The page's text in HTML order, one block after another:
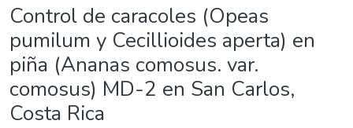
Control de caracoles (Opeas
pumilum y Cecillioides aperta) en
piña (Ananas comosus. var.
comosus) MD-2 en San Carlos,
Costa Rica